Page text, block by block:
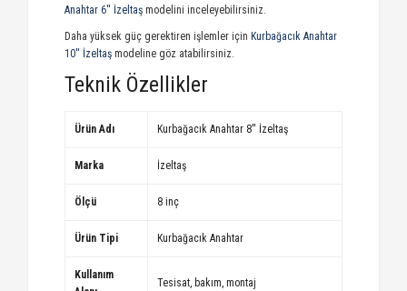
Anahtar 6'' İzeltaş modelini inceleyebilirsiniz.
Daha yüksek güç gerektiren işlemler için Kurbağacık Anahtar
10'' İzeltaş modeline göz atabilirsiniz.
Teknik Özellikler
Ürün Adı Kurbağacık Anahtar 8'' İzeltaş
Marka İzeltaş
Ölçü 8 inç
Ürün Tipi Kurbağacık Anahtar
Kullanım
Tesisat, bakım, montaj